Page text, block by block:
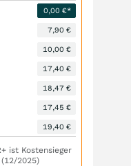
0,00 €*
7,90 €
10,00 €
17,40 €
18,47 €
17,45 €
19,40 €
ist Kostensieger
2025)